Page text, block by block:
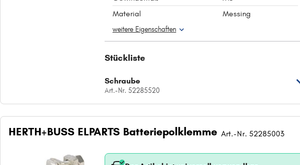
Material
Messing
weitere Eigenschaften
Stückliste
Schraube
Art.-Nr. 52285520
HERTH+BUSS ELPARTS Batteriepolklemme Art.-Nr. 52285003